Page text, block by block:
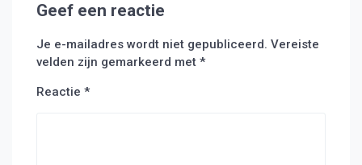
Geef een reactie
Je e-mailadres wordt niet gepubliceerd. Vereiste
velden zijn gemarkeerd met *
Reactie *